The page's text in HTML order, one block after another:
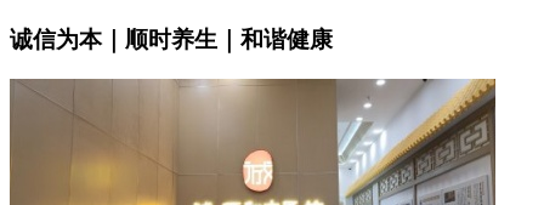
诚信为本｜顺时养生｜和谐健康